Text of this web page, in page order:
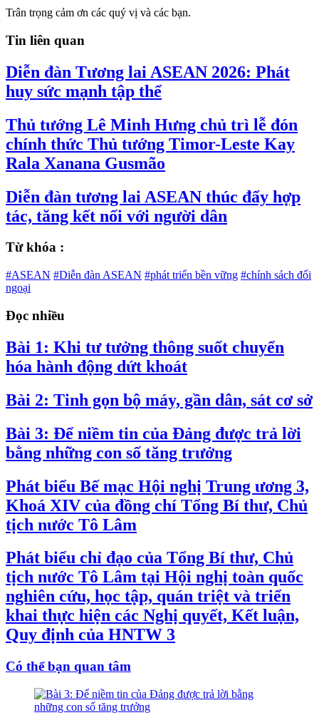
Trân trọng cảm ơn các quý vị và các bạn.
Tin liên quan
Diễn đàn Tương lai ASEAN 2026: Phát
huy sức mạnh tập thể
Thủ tướng Lê Minh Hưng chủ trì lễ đón
chính thức Thủ tướng Timor-Leste Kay
Rala Xanana Gusmão
Diễn đàn tương lai ASEAN thúc đẩy hợp
tác, tăng kết nối với người dân
Từ khóa :
#ASEAN #Diễn đàn ASEAN #phát triển bền vững #chính sách đối
ngoại
Đọc nhiều
Bài 1: Khi tư tưởng thông suốt chuyển
hóa hành động dứt khoát
Bài 2: Tinh gọn bộ máy, gần dân, sát cơ sở
Bài 3: Để niềm tin của Đảng được trả lời
bằng những con số tăng trưởng
Phát biểu Bế mạc Hội nghị Trung ương 3,
Khoá XIV của đồng chí Tổng Bí thư, Chủ
tịch nước Tô Lâm
Phát biểu chỉ đạo của Tổng Bí thư, Chủ
tịch nước Tô Lâm tại Hội nghị toàn quốc
nghiên cứu, học tập, quán triệt và triển
khai thực hiện các Nghị quyết, Kết luận,
Quy định của HNTW 3
Có thể bạn quan tâm